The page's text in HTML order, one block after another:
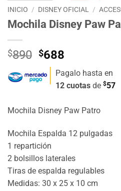
INICIO / DISNEY OFICIAL /
Mochila Disney Paw
$890 El
precio
original
era:
$688
precio
actual
es:
Pagalo hasta en
12 cuotas de $57
Mochila Disney Paw Patro
Mochila Espalda 12 pulgadas
1 repartición
2 bolsillos laterales
Tiras de espalda regulables
Medidas: 30 x 25 x 10 cm